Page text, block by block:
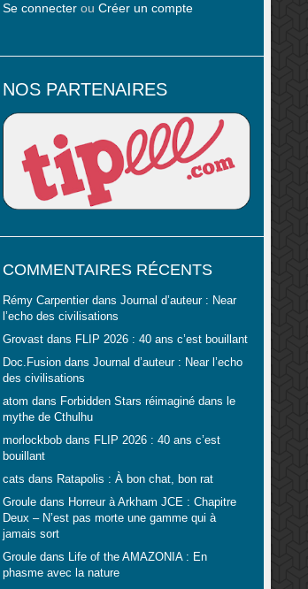
Se connecterou Créer un compte
NOS PARTENAIRES
COMMENTAIRES RÉCENTS
Rémy Carpentierdans Journal d’auteur : Near
l’echo des civilisations
Grovastdans FLIP 2026 : 40 ans c’est bouillant
Doc.Fusiondans Journal d’auteur : Near l’echo
des civilisations
atom dans Forbidden Stars réimaginé dans le
mythe de Cthulhu
morlockbobdans FLIP 2026 : 40 ans c’est
bouillant
cats dans Ratapolis : À bon chat, bon rat
Grouledans Horreur à Arkham JCE : Chapitre
Deux – N’est pas morte une gamme qui à
jamais sort
Grouledans Life of the AMAZONIA : En
phasme avec la nature